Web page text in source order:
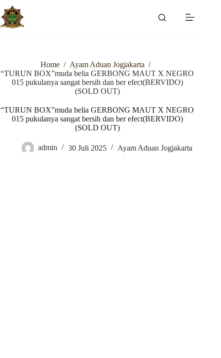
Skip
to
content
Home / Ayam Aduan Jogjakarta /
“TURUN BOX”muda belia GERBONG MAUT X NEGRO
015 pukulanya sangat bersih dan ber efect(BERVIDO)
(SOLD OUT)
“TURUN BOX”muda belia GERBONG MAUT X NEGRO
015 pukulanya sangat bersih dan ber efect(BERVIDO)
(SOLD OUT)
admin 30 Juli 2025 Ayam Aduan Jogjakarta